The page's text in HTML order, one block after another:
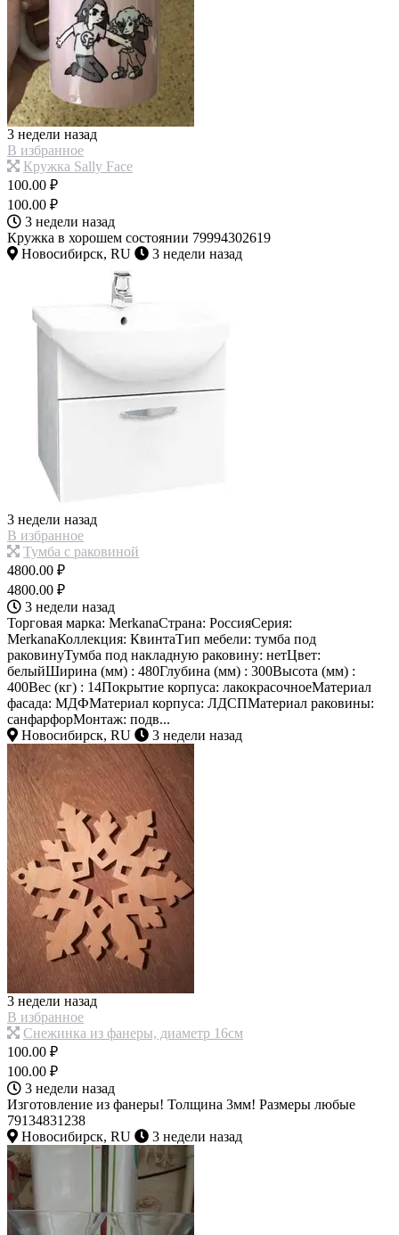
3 недели назад
В избранное
Кружка Sally Face
100.00 ₽
100.00 ₽
3 недели назад
Кружка в хорошем состоянии 79994302619
Новосибирск, RU
3 недели назад
3 недели назад
В избранное
Тумба с раковиной
4800.00 ₽
4800.00 ₽
3 недели назад
Торговая марка: MerkanaСтрана: РоссияСерия:
MerkanaКоллекция: КвинтаТип мебели: тумба под
раковинуТумба под накладную раковину: нетЦвет:
белыйШирина (мм) : 480Глубина (мм) : 300Высота (мм) :
400Вес (кг) : 14Покрытие корпуса: лакокрасочноеМатериал
фасада: МДФМатериал корпуса: ЛДСПМатериал раковины:
санфарфорМонтаж: подв...
Новосибирск, RU
3 недели назад
3 недели назад
В избранное
Снежинка из фанеры, диаметр 16см
100.00 ₽
100.00 ₽
3 недели назад
Изготовление из фанеры! Толщина 3мм! Размеры любые
79134831238
Новосибирск, RU
3 недели назад